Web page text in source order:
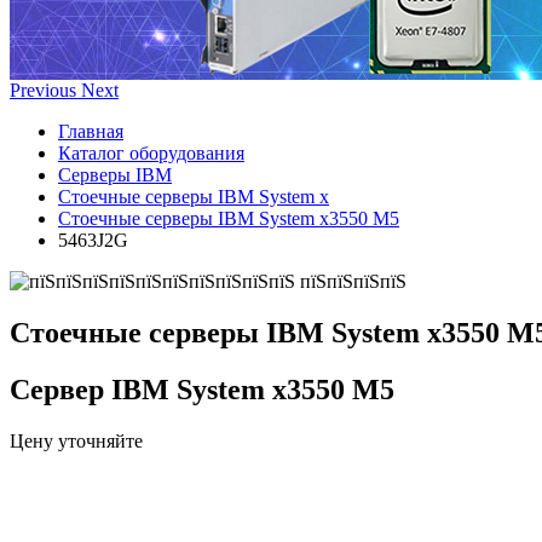
Previous Next
Главная
Каталог оборудования
Серверы IBM
Стоечные серверы IBM System x
Стоечные серверы IBM System x3550 M5
5463J2G
Стоечные серверы IBM System x3550
Сервер IBM System x3550 M5
Цену уточняйте